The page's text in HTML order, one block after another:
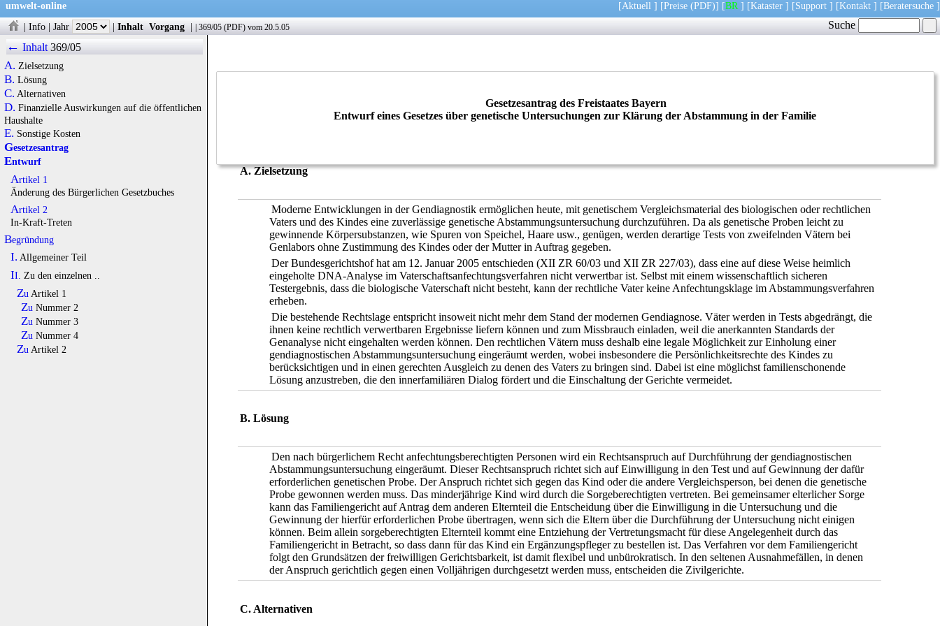
umwelt-online [Aktuell ] [Preise (PDF)] [BR ] [Kataster ] [Support ] [Kontakt ] [Beratersuche ]
| Info | Jahr | Inhalt Vorgang | 369/05 (PDF) vom 20.5.05
Gesetzesantrag des Freistaates Bayern
Entwurf eines Gesetzes über genetische Untersuchungen zur Klärung der Abstammung in der Familie
A. Zielsetzung
Moderne Entwicklungen in der Gendiagnostik ermöglichen heute, mit genetischem Vergleichsmaterial des biologischen oder rechtlichen
Vaters und des Kindes eine zuverlässige genetische Abstammungsuntersuchung durchzuführen. Da als genetische Proben leicht zu
gewinnende Körpersubstanzen, wie Spuren von Speichel, Haare usw., genügen, werden derartige Tests von zweifelnden Vätern bei
Genlabors ohne Zustimmung des Kindes oder der Mutter in Auftrag gegeben.
Der Bundesgerichtshof hat am 12. Januar 2005 entschieden (XII ZR 60/03 und XII ZR 227/03), dass eine auf diese Weise heimlich
eingeholte DNA-Analyse im Vaterschaftsanfechtungsverfahren nicht verwertbar ist. Selbst mit einem wissenschaftlich sicheren
Testergebnis, dass die biologische Vaterschaft nicht besteht, kann der rechtliche Vater keine Anfechtungsklage im Abstammungsverfahren
erheben.
Die bestehende Rechtslage entspricht insoweit nicht mehr dem Stand der modernen Gendiagnose. Väter werden in Tests abgedrängt, die
ihnen keine rechtlich verwertbaren Ergebnisse liefern können und zum Missbrauch einladen, weil die anerkannten Standards der
Genanalyse nicht eingehalten werden können. Den rechtlichen Vätern muss deshalb eine legale Möglichkeit zur Einholung einer
gendiagnostischen Abstammungsuntersuchung eingeräumt werden, wobei insbesondere die Persönlichkeitsrechte des Kindes zu
berücksichtigen und in einen gerechten Ausgleich zu denen des Vaters zu bringen sind. Dabei ist eine möglichst familienschonende
Lösung anzustreben, die den innerfamiliären Dialog fördert und die Einschaltung der Gerichte vermeidet.
B. Lösung
Den nach bürgerlichem Recht anfechtungsberechtigten Personen wird ein Rechtsanspruch auf Durchführung der gendiagnostischen
Abstammungsuntersuchung eingeräumt. Dieser Rechtsanspruch richtet sich auf Einwilligung in den Test und auf Gewinnung der dafür
erforderlichen genetischen Probe. Der Anspruch richtet sich gegen das Kind oder die andere Vergleichsperson, bei denen die genetische
Probe gewonnen werden muss. Das minderjährige Kind wird durch die Sorgeberechtigten vertreten. Bei gemeinsamer elterlicher Sorge
kann das Familiengericht auf Antrag dem anderen Elternteil die Entscheidung über die Einwilligung in die Untersuchung und die
Gewinnung der hierfür erforderlichen Probe übertragen, wenn sich die Eltern über die Durchführung der Untersuchung nicht einigen
können. Beim allein sorgeberechtigten Elternteil kommt eine Entziehung der Vertretungsmacht für diese Angelegenheit durch das
Familiengericht in Betracht, so dass dann für das Kind ein Ergänzungspfleger zu bestellen ist. Das Verfahren vor dem Familiengericht
folgt den Grundsätzen der freiwilligen Gerichtsbarkeit, ist damit flexibel und unbürokratisch. In den seltenen Ausnahmefällen, in denen
der Anspruch gerichtlich gegen einen Volljährigen durchgesetzt werden muss, entscheiden die Zivilgerichte.
C. Alternativen
← Inhalt 369/05
A. Zielsetzung
B. Lösung
C. Alternativen
D. Finanzielle Auswirkungen auf die öffentlichen
Haushalte
E. Sonstige Kosten
Gesetzesantrag
Entwurf
Artikel 1
Änderung des Bürgerlichen Gesetzbuches
Artikel 2
In-Kraft-Treten
Begründung
I. Allgemeiner Teil
II. Zu den einzelnen ..
ZuArtikel 1
ZuNummer 2
ZuNummer 3
ZuNummer 4
ZuArtikel 2
Suche